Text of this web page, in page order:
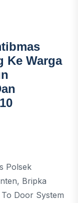
Ke Warga
Polsek
Bripka
Door System